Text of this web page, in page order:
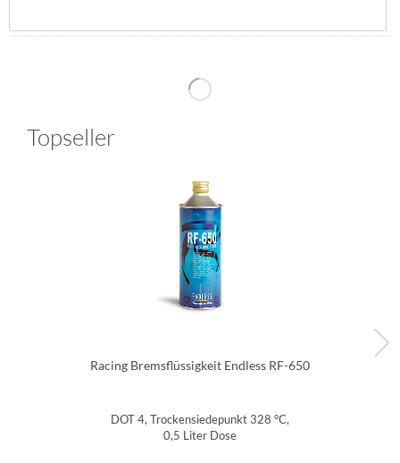
Topseller
Racing Bremsflüssigkeit Endless RF-650
DOT 4, Trockensiedepunkt 328 °C,
0,5 Liter Dose